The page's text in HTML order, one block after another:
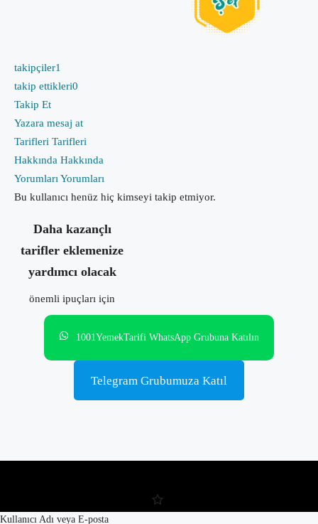
takipçiler1
takip ettikleri0
Takip Et
Yazara mesaj at
Tarifleri Tarifleri
Hakkında Hakkında
Yorumları Yorumları
Bu kullanıcı henüz hiç kimseyi takip etmiyor.
Daha kazançlı
tarifler eklemenize
yardımcı olacak
önemli ipuçları için
1001YemekTarifi WhatsApp Grubuna Katılın
Telegram Grubumuza Katıl
Kullanıcı Adı veya E-posta